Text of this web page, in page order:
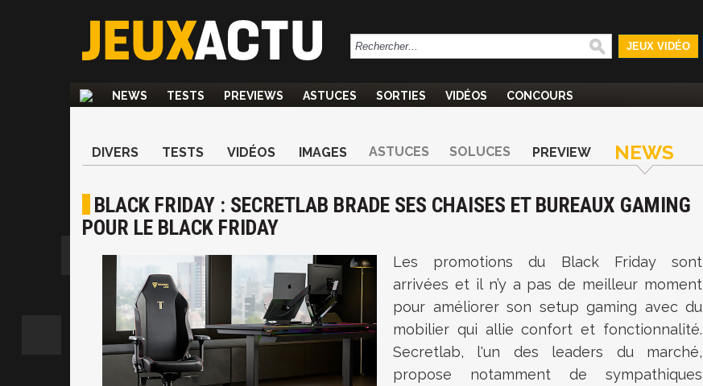
JEUX VIDÉO
NEWS TESTS PREVIEWS ASTUCES SORTIES VIDÉOS CONCOURS
DIVERS TESTS VIDÉOS IMAGES ASTUCES SOLUCES PREVIEW NEWS
BLACK FRIDAY : SECRETLAB BRADE SES CHAISES ET BUREAUX GAMING
POUR LE BLACK FRIDAY
Les promotions du Black Friday sont
arrivées et il n’y a pas de meilleur moment
pour améliorer son setup gaming avec du
mobilier qui allie confort et fonctionnalité.
Secretlab, l'un des leaders du marché,
propose notamment de sympathiques